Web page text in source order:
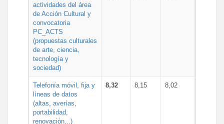
actividades del área
de Acción Cultural y
convocatoria
PC_ACTS
(propuestas culturales
de arte, ciencia,
tecnología y
sociedad)
Telefonía móvil, fija y
líneas de datos
(altas, averías,
portabilidad,
renovación...)
8,32 8,15 8,02